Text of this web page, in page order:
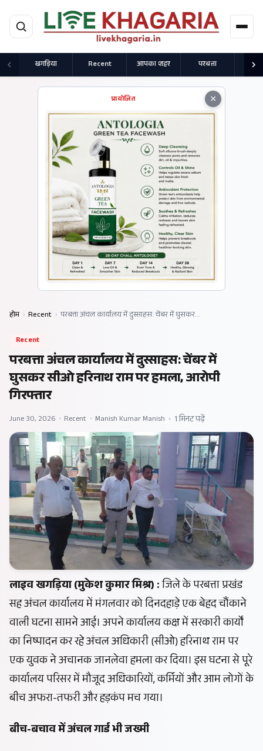
मुख्य सामग्री पर जाएं
खगड़िया Recent आपका शहर परबत्ता
×
प्रायोजित
होम › Recent › परबत्ता अंचल कार्यालय में दुस्साहस: चेंबर में घुसकर…
Recent
परबत्ता अंचल कार्यालय में दुस्साहस: चेंबर में
घुसकर सीओ हरिनाथ राम पर हमला, आरोपी
गिरफ्तार
June 30, 2026 • Recent • Manish Kumar Manish • 1 मिनट पढ़ें
लाइव खगड़िया(मुकेश कुमार मिश्र) :जिले के परबत्ता प्रखंड
सह अंचल कार्यालय में मंगलवार को दिनदहाड़े एक बेहद चौंकाने
वाली घटना सामने आई। अपने कार्यालय कक्ष में सरकारी कार्यों
का निष्पादन कर रहे अंचल अधिकारी (सीओ) हरिनाथ राम पर
एक युवक ने अचानक जानलेवा हमला कर दिया। इस घटना से पूरे
कार्यालय परिसर में मौजूद अधिकारियों, कर्मियों और आम लोगों के
बीच अफरा-तफरी और हड़कंप मच गया।
बीच-बचाव में अंचल गार्ड भी जख्मी